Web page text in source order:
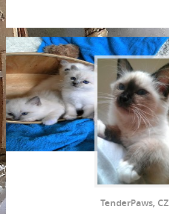
TenderPaws, CZ